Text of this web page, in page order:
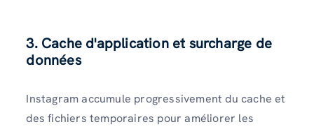
3. Cache d'application et surcharge de
données
Instagram accumule progressivement du cache et
des fichiers temporaires pour améliorer les